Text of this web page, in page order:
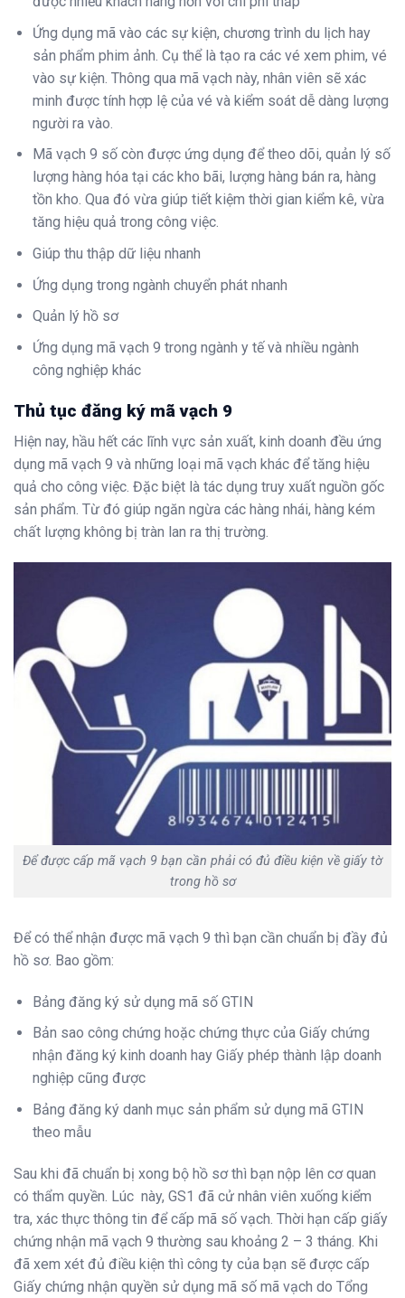
Ứng dụng mã vào các sự kiện, chương trình du lịch hay
sản phẩm phim ảnh. Cụ thể là tạo ra các vé xem phim, vé
vào sự kiện. Thông qua mã vạch này, nhân viên sẽ xác
minh được tính hợp lệ của vé và kiểm soát dễ dàng lượng
người ra vào.
Mã vạch 9 số còn được ứng dụng để theo dõi, quản lý số
lượng hàng hóa tại các kho bãi, lượng hàng bán ra, hàng
tồn kho. Qua đó vừa giúp tiết kiệm thời gian kiểm kê, vừa
tăng hiệu quả trong công việc.
Giúp thu thập dữ liệu nhanh
Ứng dụng trong ngành chuyển phát nhanh
Quản lý hồ sơ
Ứng dụng mã vạch 9 trong ngành y tế và nhiều ngành
công nghiệp khác
Thủ tục đăng ký mã vạch 9
Hiện nay, hầu hết các lĩnh vực sản xuất, kinh doanh đều ứng
dụng mã vạch 9 và những loại mã vạch khác để tăng hiệu
quả cho công việc. Đặc biệt là tác dụng truy xuất nguồn gốc
sản phẩm. Từ đó giúp ngăn ngừa các hàng nhái, hàng kém
chất lượng không bị tràn lan ra thị trường.
Để được cấp mã vạch 9 bạn cần phải có đủ điều kiện về giấy tờ
trong hồ sơ
Để có thể nhận được mã vạch 9 thì bạn cần chuẩn bị đầy đủ
hồ sơ. Bao gồm:
Bảng đăng ký sử dụng mã số GTIN
Bản sao công chứng hoặc chứng thực của Giấy chứng
nhận đăng ký kinh doanh hay Giấy phép thành lập doanh
nghiệp cũng được
Bảng đăng ký danh mục sản phẩm sử dụng mã GTIN
theo mẫu
Sau khi đã chuẩn bị xong bộ hồ sơ thì bạn nộp lên cơ quan
có thẩm quyền. Lúc này, GS1 đã cử nhân viên xuống kiểm
tra, xác thực thông tin để cấp mã số vạch. Thời hạn cấp giấy
chứng nhận mã vạch 9 thường sau khoảng 2 – 3 tháng. Khi
đã xem xét đủ điều kiện thì công ty của bạn sẽ được cấp
Giấy chứng nhận quyền sử dụng mã số mã vạch do Tổng